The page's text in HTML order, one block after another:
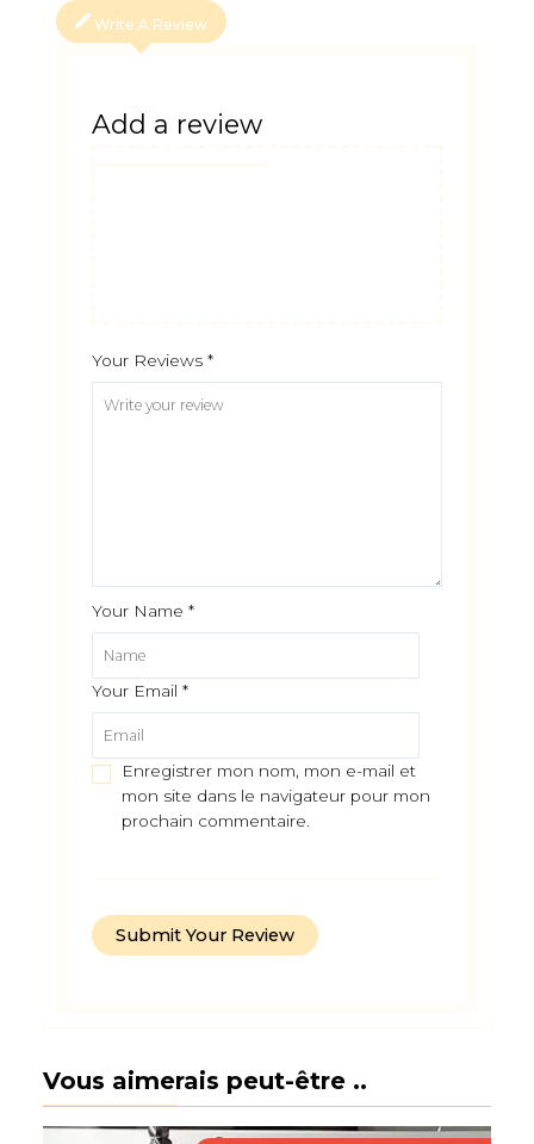
Write A Review
Add a review
Your Reviews*
Your Name*
Your Email*
Enregistrer mon nom, mon e-mail et
mon site dans le navigateur pour mon
prochain commentaire.
Vous aimerais peut-être ..